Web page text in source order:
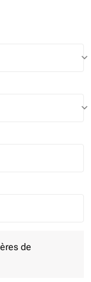
keyboard_arrow_down
keyboard_arrow_down
de